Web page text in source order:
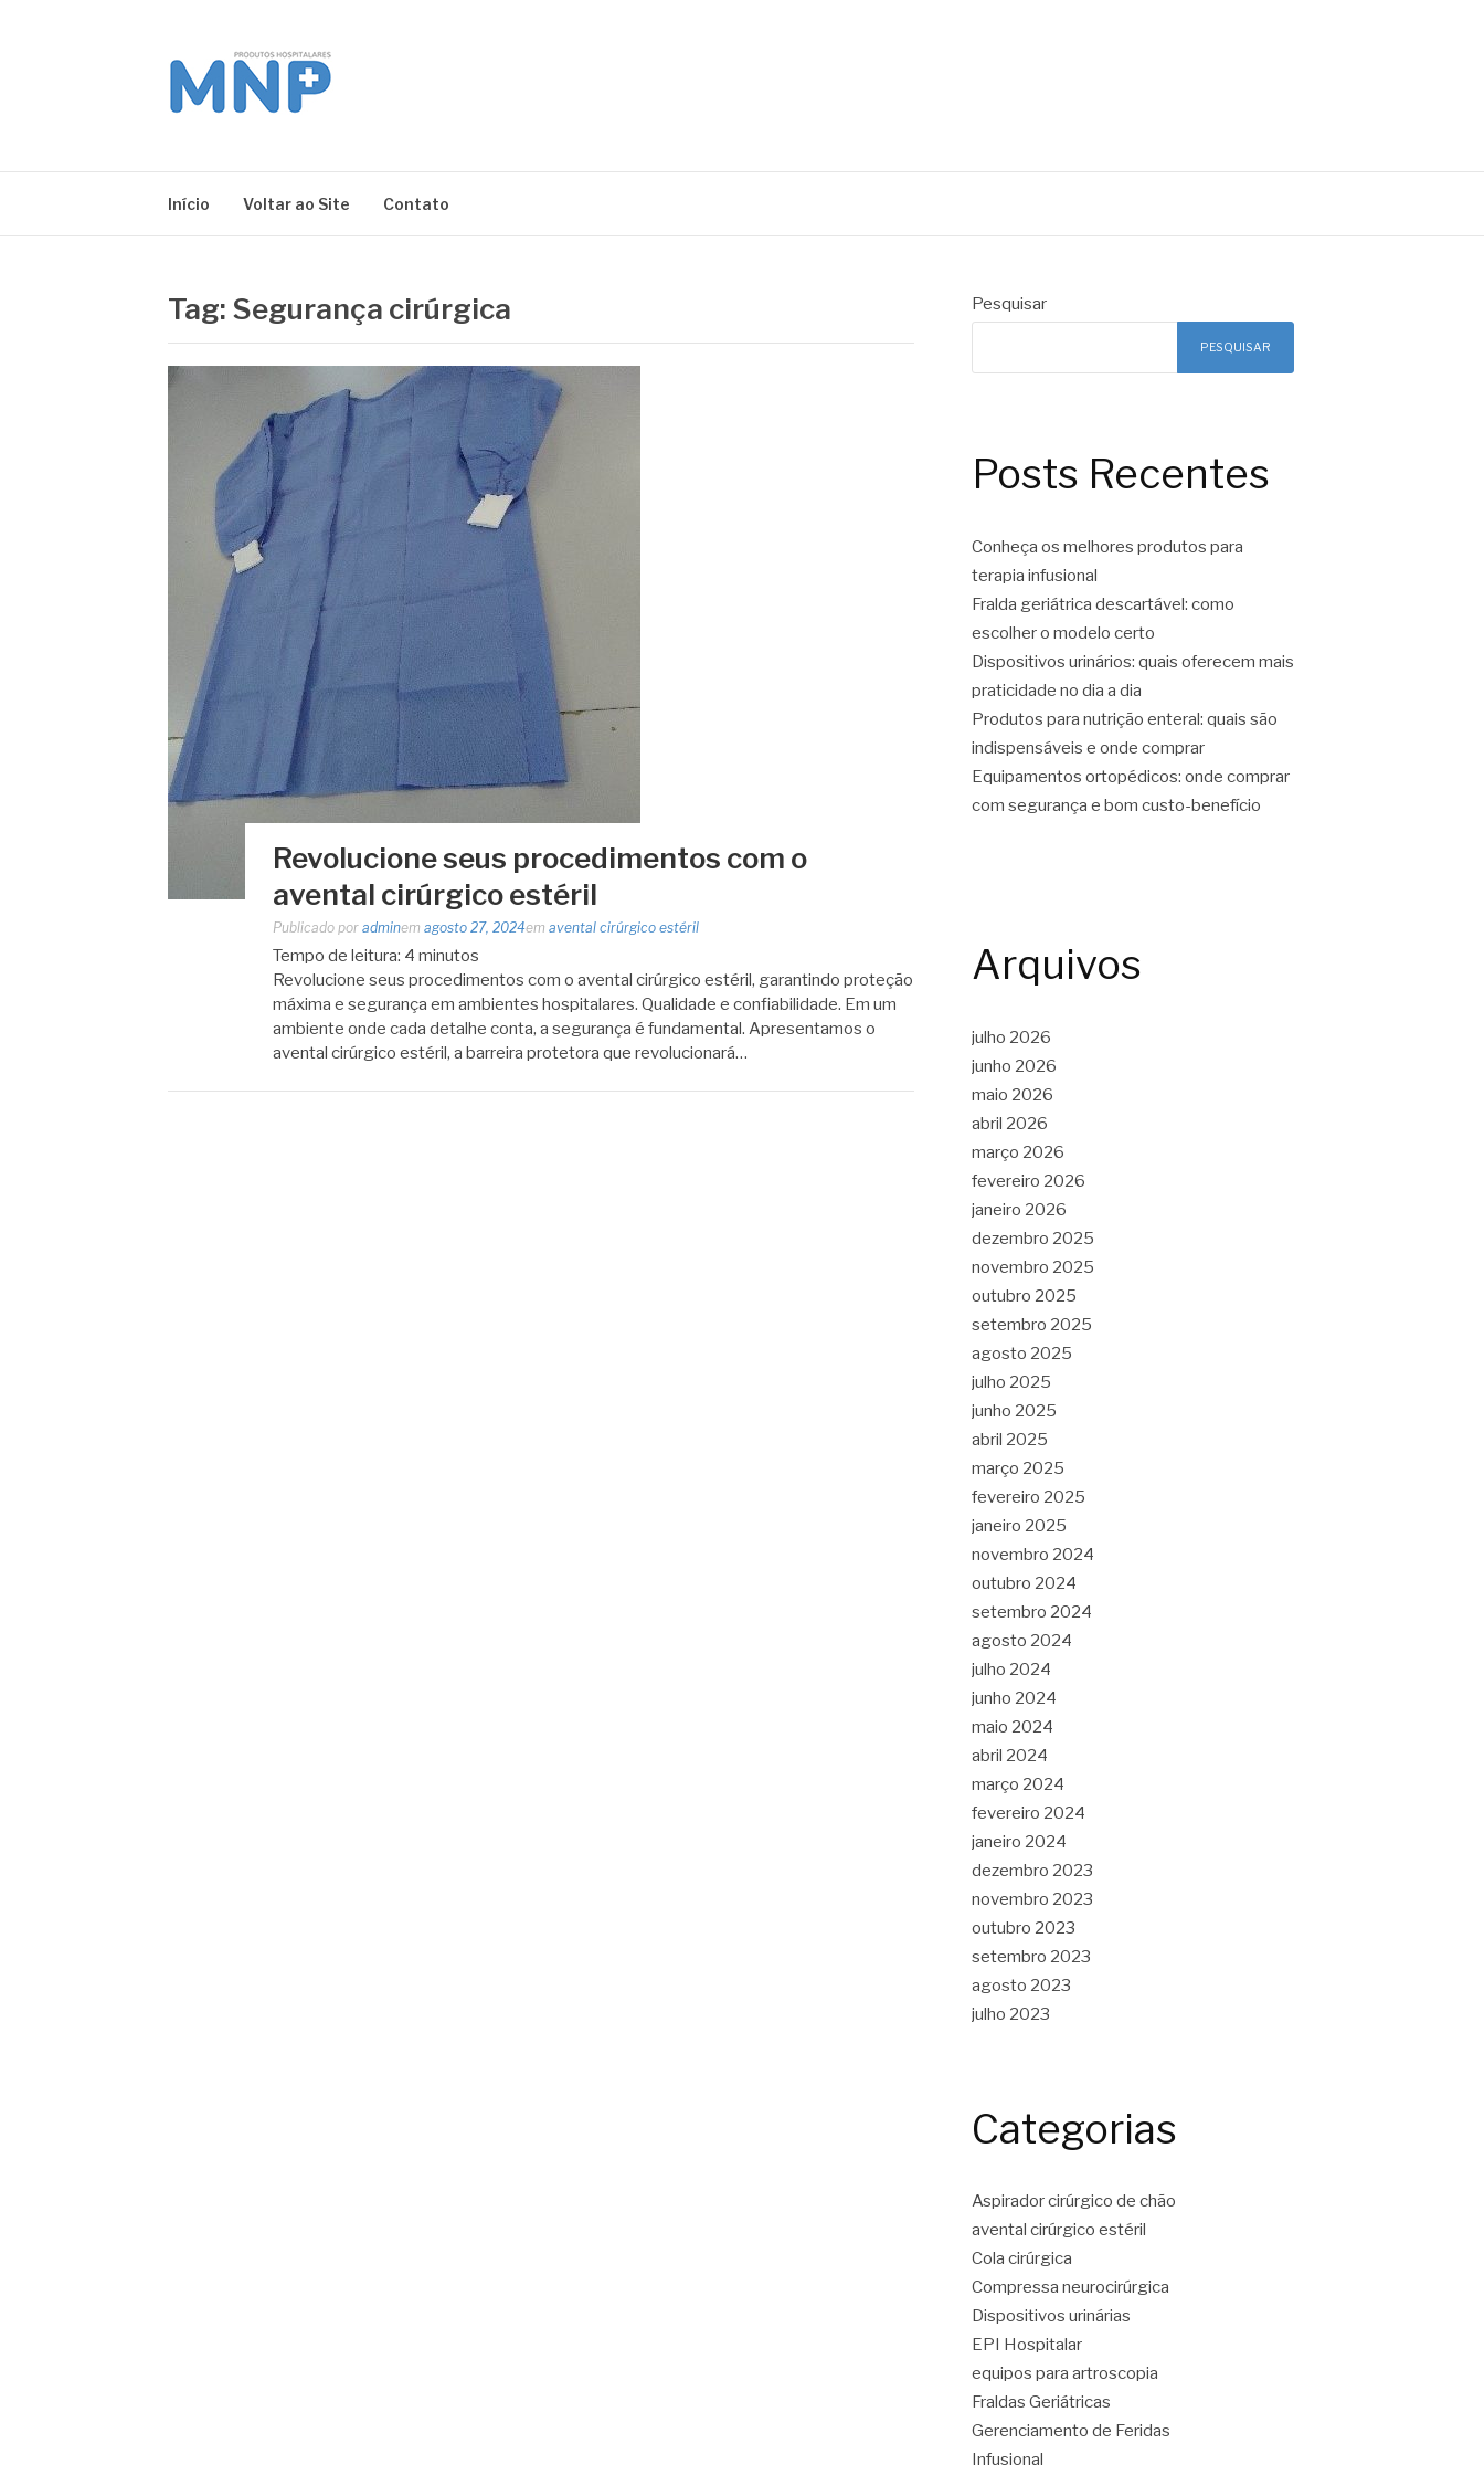
Início Voltar ao Site Contato
Tag: Segurança cirúrgica
Revolucione seus procedimentos com o
avental cirúrgico estéril
Publicado por adminem agosto 27, 2024em avental cirúrgico estéril
Tempo de leitura: 4 minutos
Revolucione seus procedimentos com o avental cirúrgico estéril, garantindo proteção
máxima e segurança em ambientes hospitalares. Qualidade e confiabilidade. Em um
ambiente onde cada detalhe conta, a segurança é fundamental. Apresentamos o
avental cirúrgico estéril, a barreira protetora que revolucionará…
Pesquisar
PESQUISAR
Posts Recentes
Conheça os melhores produtos para
terapia infusional
Fralda geriátrica descartável: como
escolher o modelo certo
Dispositivos urinários: quais oferecem mais
praticidade no dia a dia
Produtos para nutrição enteral: quais são
indispensáveis e onde comprar
Equipamentos ortopédicos: onde comprar
com segurança e bom custo-benefício
Arquivos
julho 2026
junho 2026
maio 2026
abril 2026
março 2026
fevereiro 2026
janeiro 2026
dezembro 2025
novembro 2025
outubro 2025
setembro 2025
agosto 2025
julho 2025
junho 2025
abril 2025
março 2025
fevereiro 2025
janeiro 2025
novembro 2024
outubro 2024
setembro 2024
agosto 2024
julho 2024
junho 2024
maio 2024
abril 2024
março 2024
fevereiro 2024
janeiro 2024
dezembro 2023
novembro 2023
outubro 2023
setembro 2023
agosto 2023
julho 2023
Categorias
Aspirador cirúrgico de chão
avental cirúrgico estéril
Cola cirúrgica
Compressa neurocirúrgica
Dispositivos urinárias
EPI Hospitalar
equipos para artroscopia
Fraldas Geriátricas
Gerenciamento de Feridas
Infusional